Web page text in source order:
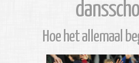
Hoe het allemaal